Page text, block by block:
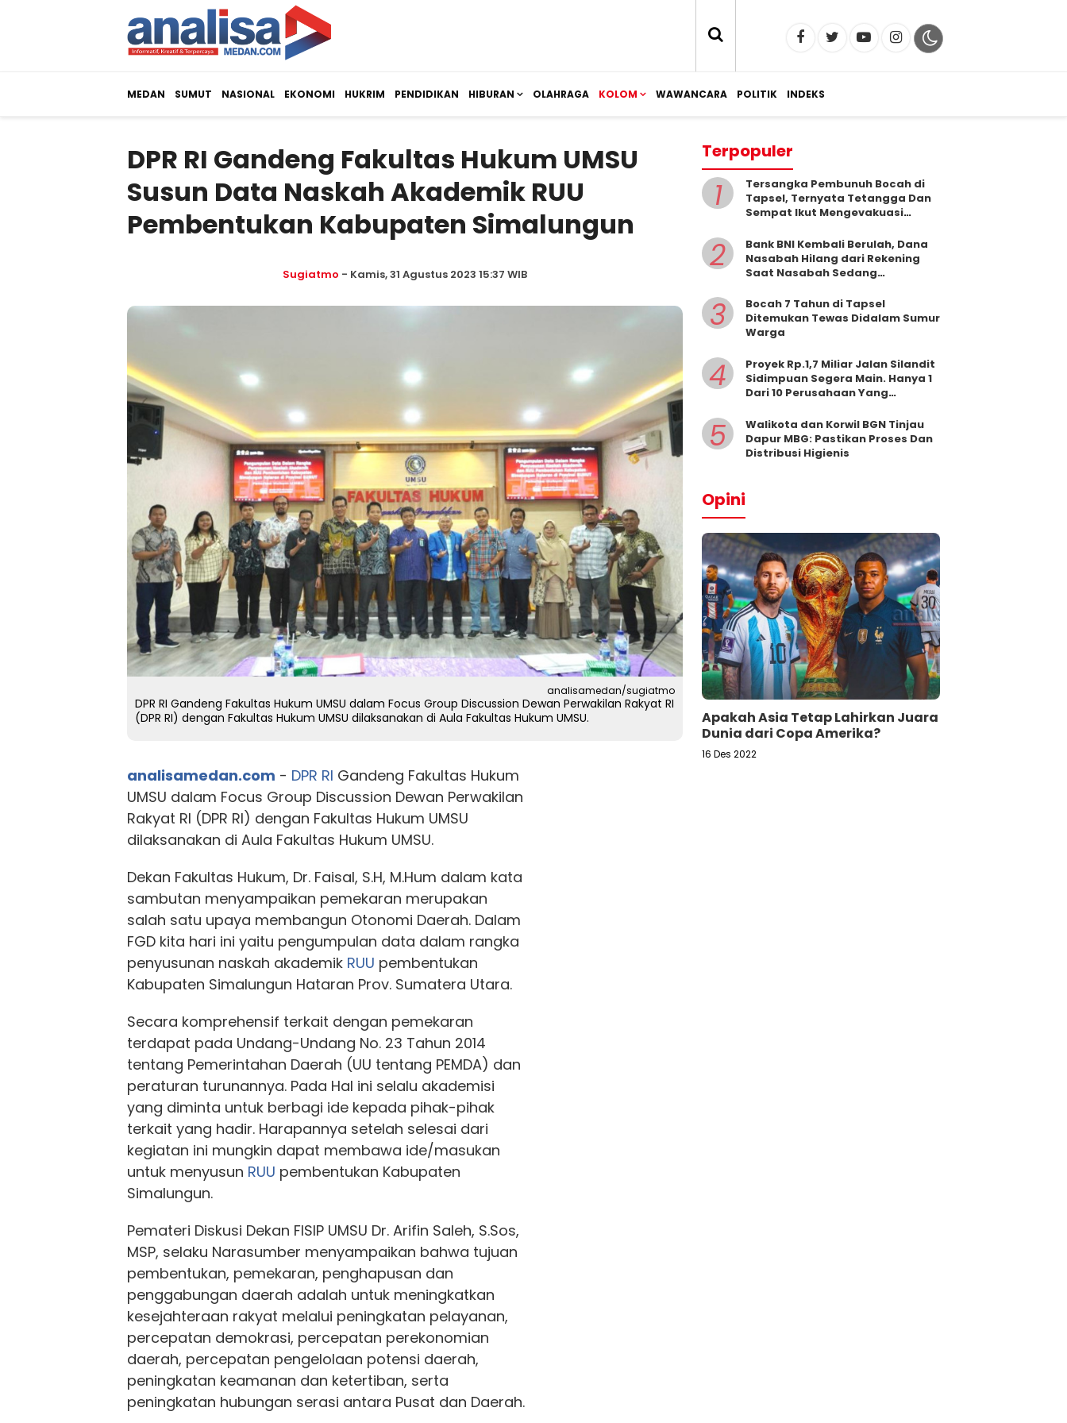
MEDAN SUMUT NASIONAL EKONOMI HUKRIM PENDIDIKAN HIBURAN OLAHRAGA KOLOM WAWANCARA POLITIK INDEKS
DPR RI Gandeng Fakultas Hukum UMSU
Susun Data Naskah Akademik RUU
Pembentukan Kabupaten Simalungun
Sugiatmo - Kamis, 31 Agustus 2023 15:37 WIB
analisamedan/sugiatmo
DPR RI Gandeng Fakultas Hukum UMSU dalam Focus Group Discussion Dewan Perwakilan Rakyat RI
(DPR RI) dengan Fakultas Hukum UMSU dilaksanakan di Aula Fakultas Hukum UMSU.
analisamedan.com - DPR RI Gandeng Fakultas Hukum
UMSU dalam Focus Group Discussion Dewan Perwakilan
Rakyat RI (DPR RI) dengan Fakultas Hukum UMSU
dilaksanakan di Aula Fakultas Hukum UMSU.
Dekan Fakultas Hukum, Dr. Faisal, S.H, M.Hum dalam kata
sambutan menyampaikan pemekaran merupakan
salah satu upaya membangun Otonomi Daerah. Dalam
FGD kita hari ini yaitu pengumpulan data dalam rangka
penyusunan naskah akademik RUU pembentukan
Kabupaten Simalungun Hataran Prov. Sumatera Utara.
Secara komprehensif terkait dengan pemekaran
terdapat pada Undang-Undang No. 23 Tahun 2014
tentang Pemerintahan Daerah (UU tentang PEMDA) dan
peraturan turunannya. Pada Hal ini selalu akademisi
yang diminta untuk berbagi ide kepada pihak-pihak
terkait yang hadir. Harapannya setelah selesai dari
kegiatan ini mungkin dapat membawa ide/masukan
untuk menyusun RUU pembentukan Kabupaten
Simalungun.
Pemateri Diskusi Dekan FISIP UMSU Dr. Arifin Saleh, S.Sos,
MSP, selaku Narasumber menyampaikan bahwa tujuan
pembentukan, pemekaran, penghapusan dan
penggabungan daerah adalah untuk meningkatkan
kesejahteraan rakyat melalui peningkatan pelayanan,
percepatan demokrasi, percepatan perekonomian
daerah, percepatan pengelolaan potensi daerah,
peningkatan keamanan dan ketertiban, serta
peningkatan hubungan serasi antara Pusat dan Daerah.
Terpopuler
1
Tersangka Pembunuh Bocah di
Tapsel, Ternyata Tetangga Dan
Sempat Ikut Mengevakuasi
2
Bank BNI Kembali Berulah, Dana
Nasabah Hilang dari Rekening
Saat Nasabah Sedang
3
Bocah 7 Tahun di Tapsel
Ditemukan Tewas Didalam Sumur
Warga
4
Proyek Rp.1,7 Miliar Jalan Silandit
Sidimpuan Segera Main. Hanya 1
Dari 10 Perusahaan Yang
5
Walikota dan Korwil BGN Tinjau
Dapur MBG: Pastikan Proses Dan
Distribusi Higienis
Opini
Apakah Asia Tetap Lahirkan Juara
Dunia dari Copa Amerika?
16 Des 2022